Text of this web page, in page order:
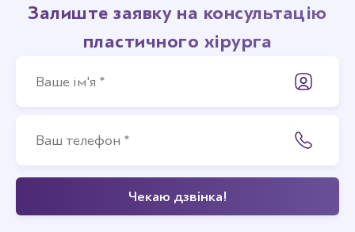
Залиште заявку на консультацію
пластичного хірурга